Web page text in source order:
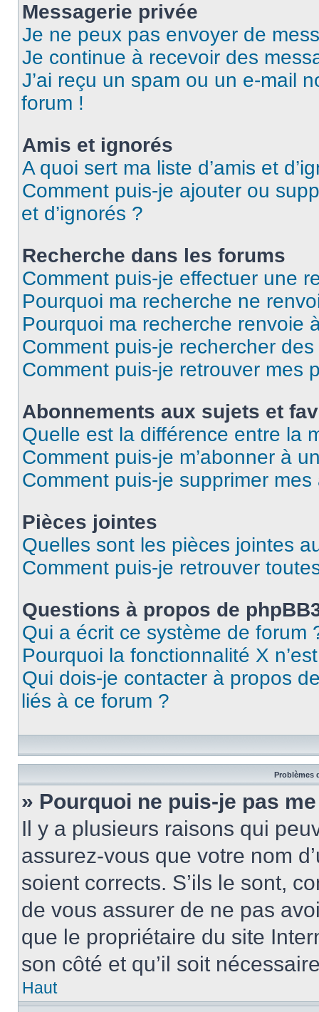
Messagerie privée
Je ne peux pas envoyer de
Je continue à recevoir des
J’ai reçu un spam ou un e-mail
forum !
Amis et ignorés
A quoi sert ma liste d’amis et
Comment puis-je ajouter ou
et d’ignorés ?
Recherche dans les forums
Comment puis-je effectuer une
Pourquoi ma recherche ne
Pourquoi ma recherche renvoie
Comment puis-je rechercher
Comment puis-je retrouver mes
Abonnements aux sujets et
Quelle est la différence entre la
Comment puis-je m’abonner à
Comment puis-je supprimer
Pièces jointes
Quelles sont les pièces jointes
Comment puis-je retrouver
Questions à propos de
Qui a écrit ce système de forum
Pourquoi la fonctionnalité X
Qui dois-je contacter à propos
liés à ce forum ?
Problèmes
» Pourquoi ne puis-je pas
Il y a plusieurs raisons qui
assurez-vous que votre nom
soient corrects. S’ils le sont,
de vous assurer de ne pas
que le propriétaire du site
son côté et qu’il soit
Haut